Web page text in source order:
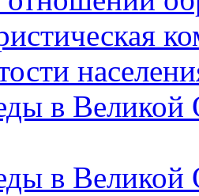
в Великой
в Великой